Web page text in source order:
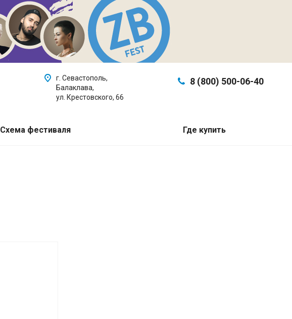
8 (800) 500-06-40
г. Севастополь,
Балаклава,
ул. Крестовского, 66
Схема фестиваля Где купить